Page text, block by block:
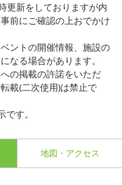
更新をしておりますが内
前にご確認の上おでかけ
ントの開催情報、施設の
なる場合があります。
の掲載の許諾をいただ
載(二次使用)は禁止で
す。
地図・アクセス